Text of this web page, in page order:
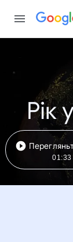
Рік
01:33